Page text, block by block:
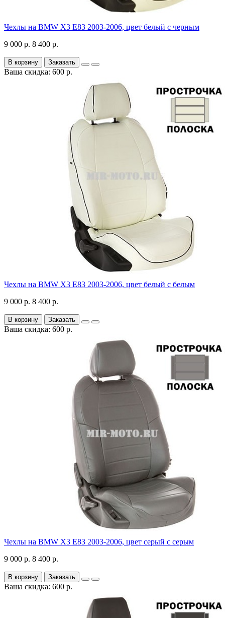
Чехлы на BMW X3 E83 2003-2006, цвет белый с черным
9 000 р. 8 400 р.
В корзину Заказать
Ваша скидка: 600 р.
Чехлы на BMW X3 E83 2003-2006, цвет белый с белым
9 000 р. 8 400 р.
В корзину Заказать
Ваша скидка: 600 р.
Чехлы на BMW X3 E83 2003-2006, цвет серый с серым
9 000 р. 8 400 р.
В корзину Заказать
Ваша скидка: 600 р.